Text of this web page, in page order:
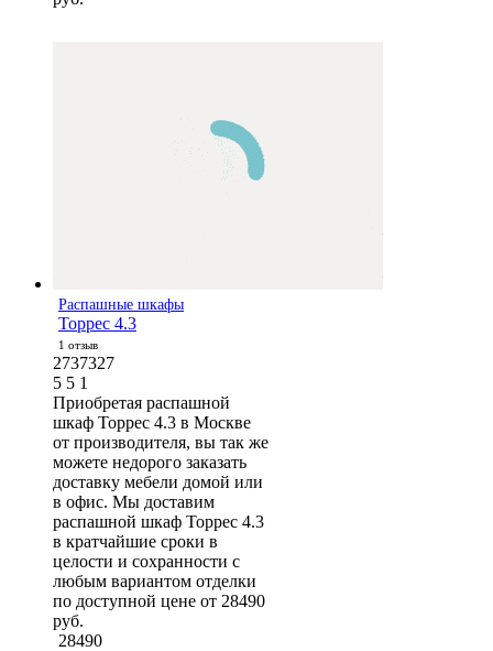
Распашные шкафы
Торрес 4.3
1 отзыв
2737327
5 5 1
Приобретая распашной
шкаф Торрес 4.3 в Москве
от производителя, вы так же
можете недорого заказать
доставку мебели домой или
в офис. Мы доставим
распашной шкаф Торрес 4.3
в кратчайшие сроки в
целости и сохранности с
любым вариантом отделки
по доступной цене от 28490
руб.
28490